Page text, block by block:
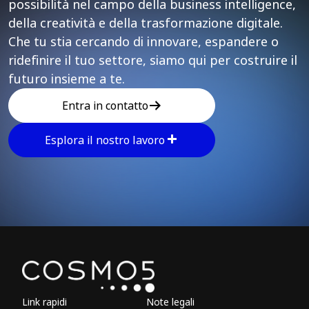
possibilità nel campo della business intelligence,
della creatività e della trasformazione digitale.
Che tu stia cercando di innovare, espandere o
ridefinire il tuo settore, siamo qui per costruire il
futuro insieme a te.
Entra in contatto
Esplora il nostro lavoro
Explore other parts of
Link rapidi Note legali